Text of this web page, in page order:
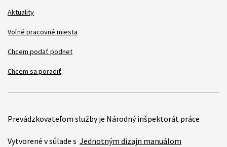
Aktuality
Voľné pracovné miesta
Chcem podať podnet
Chcem sa poradiť
Prevádzkovateľom služby je Národný inšpektorát práce
Vytvorené v súlade s Jednotným dizajn manuálom